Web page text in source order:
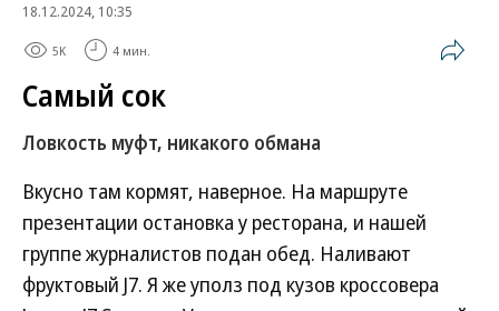
18.12.2024, 10:35
5K 4 мин.
Самый сок
Ловкость муфт, никакого обмана
Вкусно там кормят, наверное. На маршруте
презентации остановка у ресторана, и нашей
группе журналистов подан обед. Наливают
фруктовый J7. Я же уполз под кузов кроссовера